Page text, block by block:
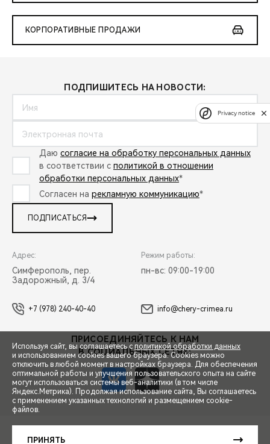
КОРПОРАТИВНЫЕ ПРОДАЖИ
ПОДПИШИТЕСЬ НА НОВОСТИ:
Даю согласие на обработку персональных данных
в соответствии с политикой в отношении
обработки персональных данных*
Согласен на рекламную коммуникацию*
ПОДПИСАТЬСЯ
Адрес:
Симферополь, пер.
Задорожный, д. 3/4
Режим работы:
пн-вс: 09:00-19:00
+7 (978) 240-40-40 info@chery-crimea.ru
ПРИСОЕДИНЯЙТЕСЬ К НАМ
В СОЦИАЛЬНЫХ СЕТЯХ:
Используя сайт, вы соглашаетесь с политикой обработки данных
и использованием cookies вашего браузера. Cookies можно
отключить в любой момент в настройках браузера. Для обеспечения
оптимальной работы и улучшения пользовательского опыта на сайте
могут использоваться системы веб-аналитики (в том числе
Яндекс.Метрика). Продолжая использование сайта, Вы соглашаетесь
с применением указанных технологий и размещением cookie-
файлов.
ПРИНЯТЬ
Privacy notice